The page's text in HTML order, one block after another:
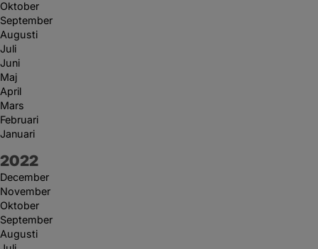
Oktober
September
Augusti
Juli
Juni
Maj
April
Mars
Februari
Januari
År:
2022
December
November
Oktober
September
Augusti